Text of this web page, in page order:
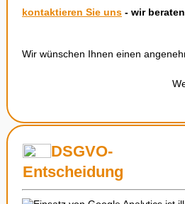
kontaktieren Sie uns - wir
Wir wünschen Ihnen einen
DSGVO-
Entscheidung